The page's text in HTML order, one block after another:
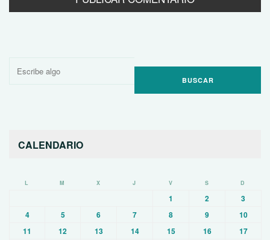
Buscar
CALENDARIO
L M X J V S D
1 2
3
4
5 6 7 8 9
10
11
12 13 14 15 16
17